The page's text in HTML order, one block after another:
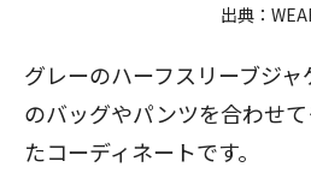
出典：
グレーのハーフスリーブジ
のバッグやパンツを合わせ
たコーディネートです。